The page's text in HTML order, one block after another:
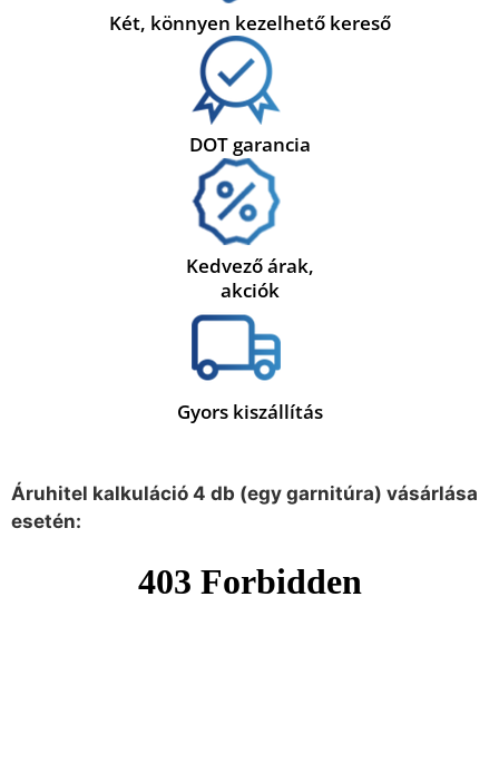
Két, könnyen kezelhető kereső
DOT garancia
Kedvező árak,
akciók
Gyors kiszállítás
Áruhitel kalkuláció 4 db (egy garnitúra) vásárlása
esetén: